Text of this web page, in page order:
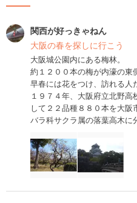
関西が好っきゃねん
大阪の春を探しに行こう
大阪城公園内にある梅林。
約１２００本の梅が内濠の東
早春には花をつけ、訪れる人
１９７４年、大阪府立北野
して２２品種８８０本を大阪
バラ科サクラ属の落葉高木に